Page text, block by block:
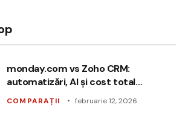
monday.com vs Zoho CRM:
automatizări, AI și cost total
COMPARAȚII februarie 12, 2026